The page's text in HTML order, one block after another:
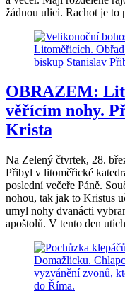
žádnou ulici. Rachot je to
OBRAZEM:
věřícím nohy.
Krista
Na Zelený čtvrtek, 28.
Přibyl v litoměřické
poslední večeře Páně.
nohou, tak jak to Kristus
umyl nohy dvanácti
apoštolů. V tento den